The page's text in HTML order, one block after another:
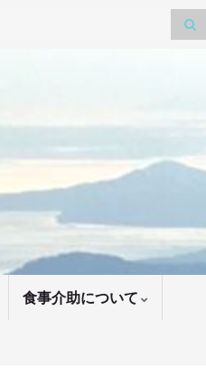
食事介助について